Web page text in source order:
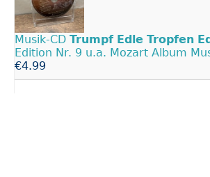
Musik-CD Trumpf Edle Tropfen
Edition Nr. 9 u.a. Mozart Album
€4.99